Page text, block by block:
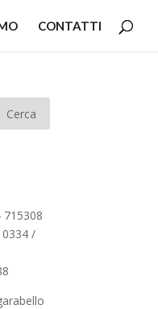
CONTATTI
715308
/